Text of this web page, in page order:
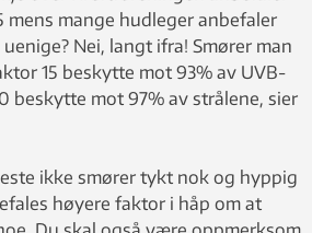
mens mange hudleger anbefaler
Nei, langt ifra! Smører man
15 beskytte mot 93% av UVB-
beskytte mot 97% av strålene, sier
ikke smører tykt nok og hyppig
høyere faktor i håp om at